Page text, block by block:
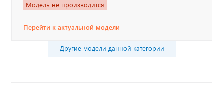
Модель не производится
Перейти к актуальной модели
Другие модели данной категории